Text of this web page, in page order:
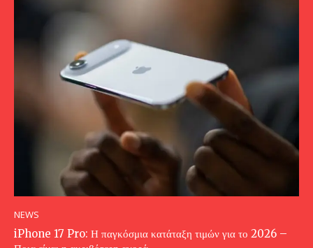
NEWS
iPhone 17 Pro: Η παγκόσμια κατάταξη τιμών για το 2026 –